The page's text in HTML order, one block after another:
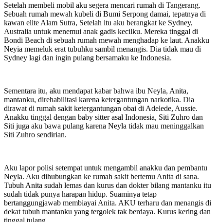
Setelah membeli mobil aku segera mencari rumah di Tangerang.
Sebuah rumah mewah kubeli di Bumi Serpong damai, tepatnya di
kawan elite Alam Sutra, Setelah itu aku berangkat ke Sydney,
Australia untuk menemui anak gadis kecilku. Mereka tinggal di
Bondi Beach di sebuah rumah mewah menghadap ke laut. Anakku
Neyia memeluk erat tubuhku sambil menangis. Dia tidak mau di
Sydney lagi dan ingin pulang bersamaku ke Indonesia.
Sementara itu, aku mendapat kabar bahwa ibu Neyla, Anita,
mantanku, direhabilitasi karena ketergantungan narkotika. Dia
dirawat di rumah sakit ketergantungan obai di Adelede, Aussie.
Anakku tinggal dengan baby sitter asal Indonesia, Siti Zuhro dan
Siti juga aku bawa pulang karena Neyla tidak mau meninggalkan
Siti Zuhro sendirian.
Aku lapor polisi setempat untuk mengambil anakku dan pembantu
Neyla. Aku dihubungkan ke rumah sakit bertemu Anita di sana.
Tubuh Anita sudah lemas dan kurus dan dokter bilang mantanku itu
sudah tidak punya harapan hidup. Suaminya tetap
bertanggungjawab membiayai Anita. AKU terharu dan menangis di
dekat tubuh mantanku yang tergolek tak berdaya. Kurus kering dan
tinggal tulang.